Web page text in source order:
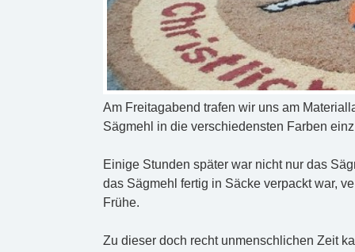
Am Freitagabend trafen wir uns am
Sägmehl in die verschiedensten Farben
Einige Stunden später war nicht nur das
das Sägmehl fertig in Säcke verpackt war,
Frühe.
Zu dieser doch recht unmenschlichen Zeit